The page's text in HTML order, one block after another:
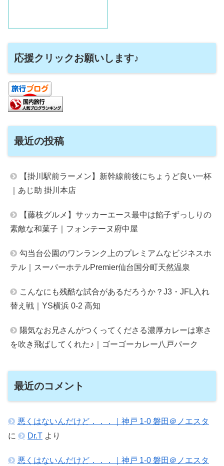
応援クリックお願いします♪
最近の投稿
【掛川駅前ラーメン】新幹線前後にちょうど良い一杯
｜あじ助 掛川本店
【藤枝グルメ】サッカーエース最中は餡子ずっしりの
素敵な和菓子｜フォンテーヌ府中屋
勾当台公園のワンランク上のプレミアムなビジネスホ
テル｜スーパーホテルPremier仙台国分町天然温泉
こんなにも残酷な試合があるだろうか？J3・JFL入れ
替え戦｜YS横浜 0-2 高知
陽気なお兄さんがつくってくださる濃厚カレーは寒さ
を吹き飛ばしてくれた♪｜ゴーゴーカレー八戸パーク
最近のコメント
悪くはないんだけど．．．｜神戸 1-0 磐田＠ノエスタ
に
Dr.T より
悪くはないんだけど．．．｜神戸 1-0 磐田＠ノエスタ